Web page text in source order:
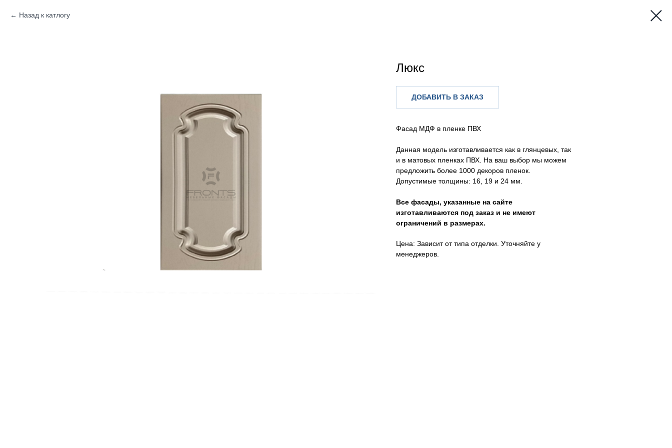
Назад к катлогу
Люкс
ДОБАВИТЬ В ЗАКАЗ
Фасад МДФ в пленке ПВХ
Данная модель изготавливается как в глянцевых, так
и в матовых пленках ПВХ. На ваш выбор мы можем
предложить более 1000 декоров пленок.
Допустимые толщины: 16, 19 и 24 мм.
Все фасады, указанные на сайте
изготавливаются под заказ и не имеют
ограничений в размерах.
Цена: Зависит от типа отделки. Уточняйте у
менеджеров.